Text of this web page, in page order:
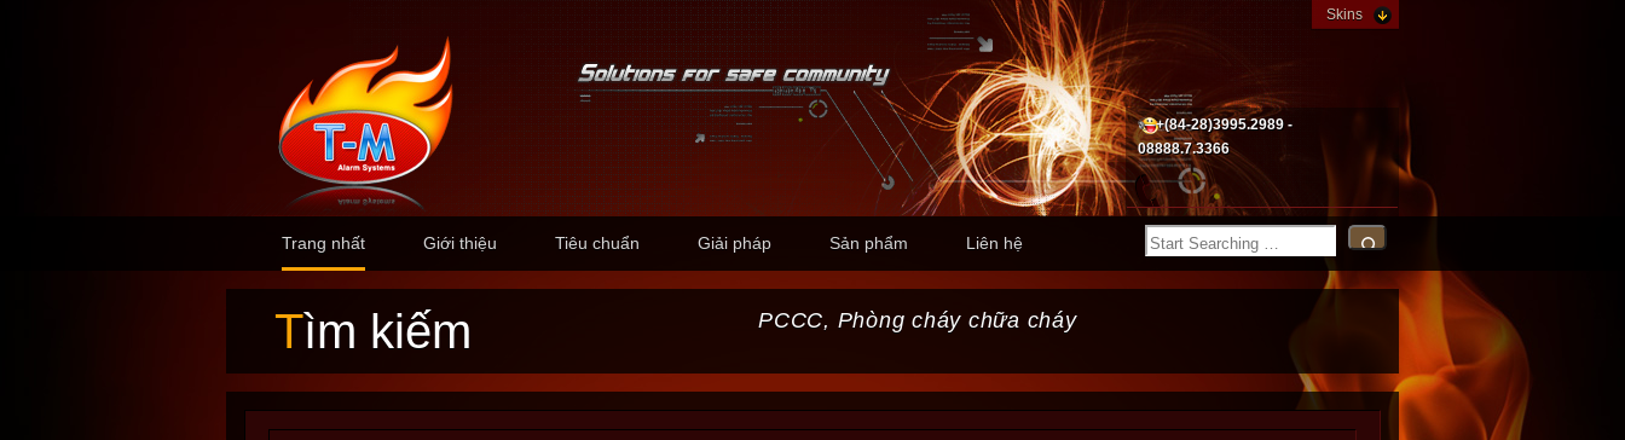
Skins
+(84-28)3995.2989 -
08888.7.3366
Trang nhất Giới thiệu Tiêu chuẩn Giải pháp Sản phẩm Liên hệ
Tìm kiếm PCCC, Phòng cháy chữa cháy